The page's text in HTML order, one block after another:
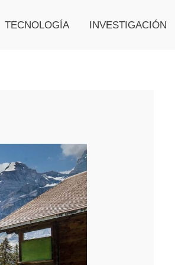
TECNOLOGÍA INVESTIGACIÓN